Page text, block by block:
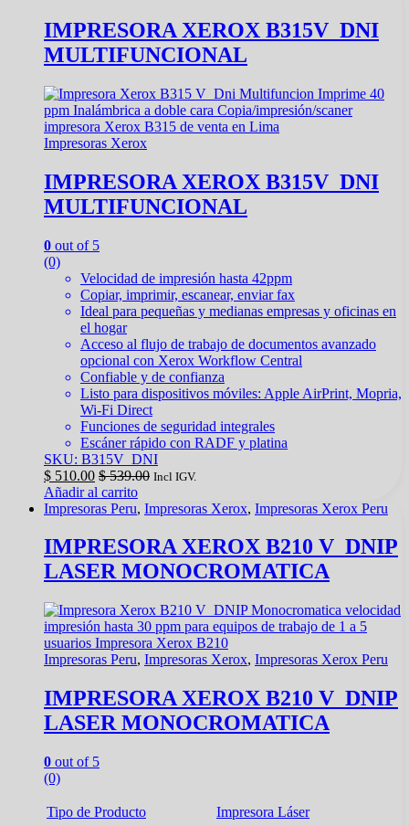
IMPRESORA XEROX B315V_DNI
MULTIFUNCIONAL
Impresoras Xerox
IMPRESORA XEROX B315V_DNI
MULTIFUNCIONAL
0 out of 5
(0)
Velocidad de impresión hasta 42ppm
Copiar, imprimir, escanear, enviar fax
Ideal para pequeñas y medianas empresas y oficinas en
el hogar
Acceso al flujo de trabajo de documentos avanzado
opcional con Xerox Workflow Central
Confiable y de confianza
Listo para dispositivos móviles: Apple AirPrint, Mopria,
Wi-Fi Direct
Funciones de seguridad integrales
Escáner rápido con RADF y platina
SKU: B315V_DNI
$ 510.00 $539.00 Incl IGV.
Añadir al carrito
Impresoras Peru, Impresoras Xerox, Impresoras Xerox Peru
IMPRESORA XEROX B210 V_DNIP
LASER MONOCROMATICA
Impresoras Peru, Impresoras Xerox, Impresoras Xerox Peru
IMPRESORA XEROX B210 V_DNIP
LASER MONOCROMATICA
0 out of 5
(0)
Tipo de Producto
Impresora Láser